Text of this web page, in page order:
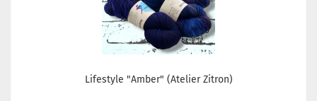
Lifestyle "Amber" (Atelier Zitron)